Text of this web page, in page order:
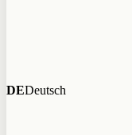
DEDeutsch